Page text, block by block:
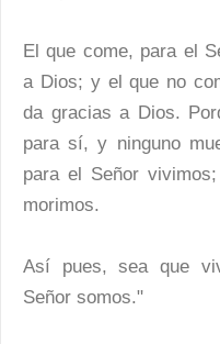
El que come, para el
a Dios; y el que no
da gracias a Dios.
para sí, y ninguno
para el Señor
morimos.
Así pues, sea que
Señor somos."